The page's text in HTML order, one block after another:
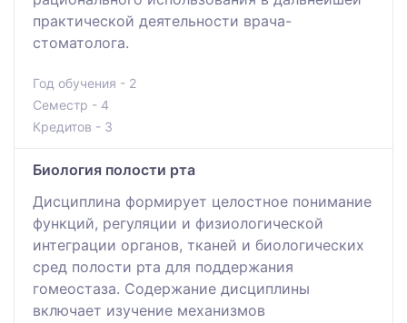
практической деятельности врача-
стоматолога.
Год обучения - 2
Семестр - 4
Кредитов - 3
Биология полости рта
Дисциплина формирует целостное понимание
функций, регуляции и физиологической
интеграции органов, тканей и биологических
сред полости рта для поддержания
гомеостаза. Содержание дисциплины
включает изучение механизмов